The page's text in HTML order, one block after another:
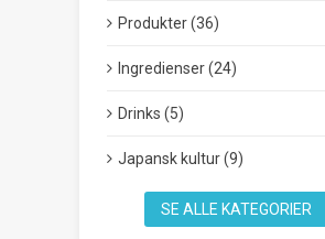
Produkter (36)
Ingredienser (24)
Drinks (5)
Japansk kultur (9)
SE ALLE KATEGORIER